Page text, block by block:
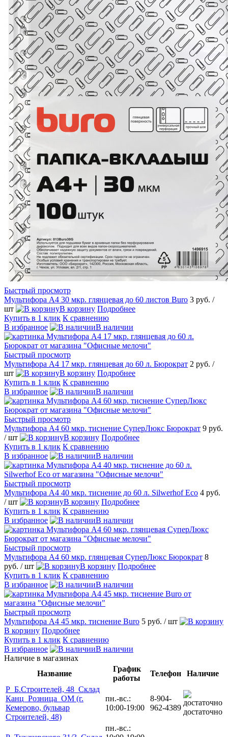
Быстрый просмотр
Мультифора А4 30 мкр. глянцевая до 60 листов Buro 3 руб. /
шт
В корзину Подробнее
Купить в 1 клик К сравнению
В избранное
В наличии
Быстрый просмотр
Мультифора А4 17 мкр. глянцевая до 60 л. Бюрократ 2 руб. /
шт
В корзину Подробнее
Купить в 1 клик К сравнению
В избранное
В наличии
Быстрый просмотр
Мультифора А4 60 мкр. тиснение СуперЛюкс Бюрократ 9 руб.
/ шт
В корзину Подробнее
Купить в 1 клик К сравнению
В избранное
В наличии
Быстрый просмотр
Мультифора А4 40 мкр. тиснение до 60 л. Silwerhof Eco 4 руб.
/ шт
В корзину Подробнее
Купить в 1 клик К сравнению
В избранное
В наличии
Быстрый просмотр
Мультифора А4 60 мкр. глянцевая СуперЛюкс Бюрократ 8
руб. / шт В корзину Подробнее
Купить в 1 клик К сравнению
В избранное
В наличии
Быстрый просмотр
Мультифора А4 45 мкр. тиснение Buro 5 руб. / шт
В корзину Подробнее
Купить в 1 клик К сравнению
В избранное
В наличии
Наличие в магазинах
Название
График
работы
Телефон
Наличие
Р_Б.Строителей, 48_Склад
Канц_Розница_ОМ (г.
Кемерово, бульвар
Строителей, 48)
пн.-вс.:
10:00-19:00
8-904-
962-4389 достаточно
пн.-вс.: